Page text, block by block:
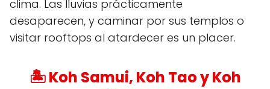
clima. Las lluvias prácticamente
desaparecen, y caminar por sus templos o
visitar rooftops al atardecer es un placer.
🏝️ Koh Samui, Koh Tao y Koh